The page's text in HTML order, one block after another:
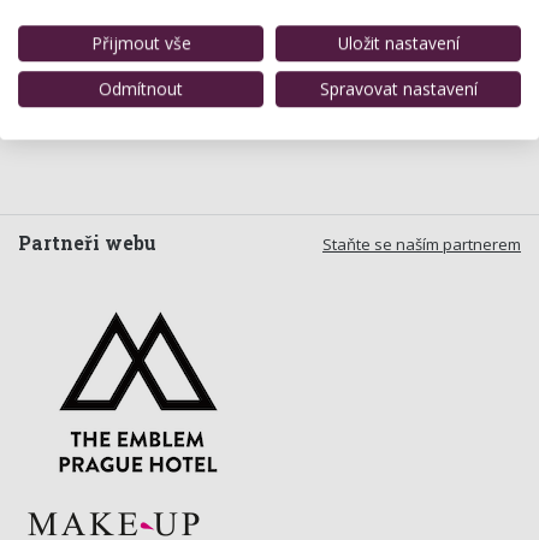
Staňte se naším partnerem
Partneři webu
Přijmout vše
Uložit nastavení
Odmítnout
Spravovat nastavení